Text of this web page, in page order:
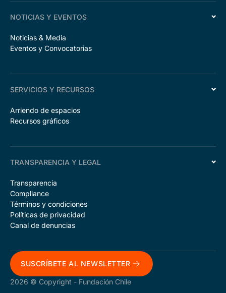
NOTICIAS Y EVENTOS
Noticias & Media
Eventos y Convocatorias
SERVICIOS Y RECURSOS
Arriendo de espacios
Recursos gráficos
TRANSPARENCIA Y LEGAL
Transparencia
Compliance
Términos y condiciones
Políticas de privacidad
Canal de denuncias
SUSCRÍBETE AL NEWSLETTER
2026 © Copyright - Fundación Chile